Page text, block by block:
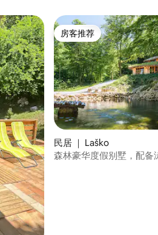
房客推荐
房客推荐
民居 ｜ Laško
森林豪华度假别墅，配备